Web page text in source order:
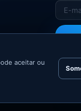
aceitar ou